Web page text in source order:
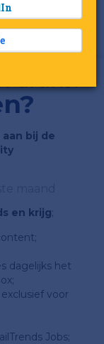
zo'n
artikel
bij de
en krijg;
dagelijks het
voor
Jobs;